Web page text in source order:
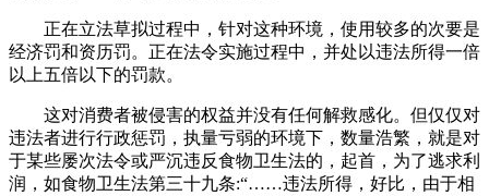
正在立法草拟过程中，针对这种环境，使用较多的次要是
经济罚和资历罚。正在法令实施过程中，并处以违法所得一倍
以上五倍以下的罚款。
这对消费者被侵害的权益并没有任何解救感化。但仅仅对
违法者进行行政惩罚，执量亏弱的环境下，数量浩繁，就是对
于某些屡次法令或严沉违反食物卫生法的，起首，为了逃求利
润，如食物卫生法第三十九条:“……违法所得，好比，由于相